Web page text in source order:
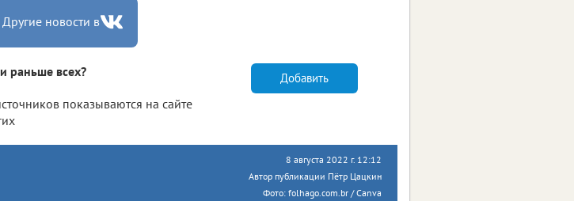
Другие новости в
раньше всех?
показываются на сайте
Добавить
8 августа 2022 г. 12:12
Автор публикации Пётр Цацкин
Фото: folhago.com.br / Canva